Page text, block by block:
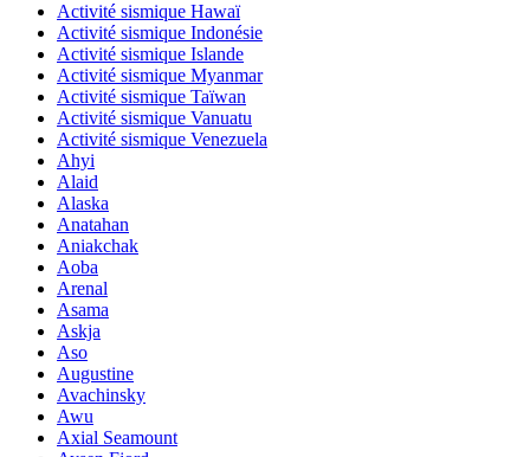
Activité sismique Hawaï
Activité sismique Indonésie
Activité sismique Islande
Activité sismique Myanmar
Activité sismique Taïwan
Activité sismique Vanuatu
Activité sismique Venezuela
Ahyi
Alaid
Alaska
Anatahan
Aniakchak
Aoba
Arenal
Asama
Askja
Aso
Augustine
Avachinsky
Awu
Axial Seamount